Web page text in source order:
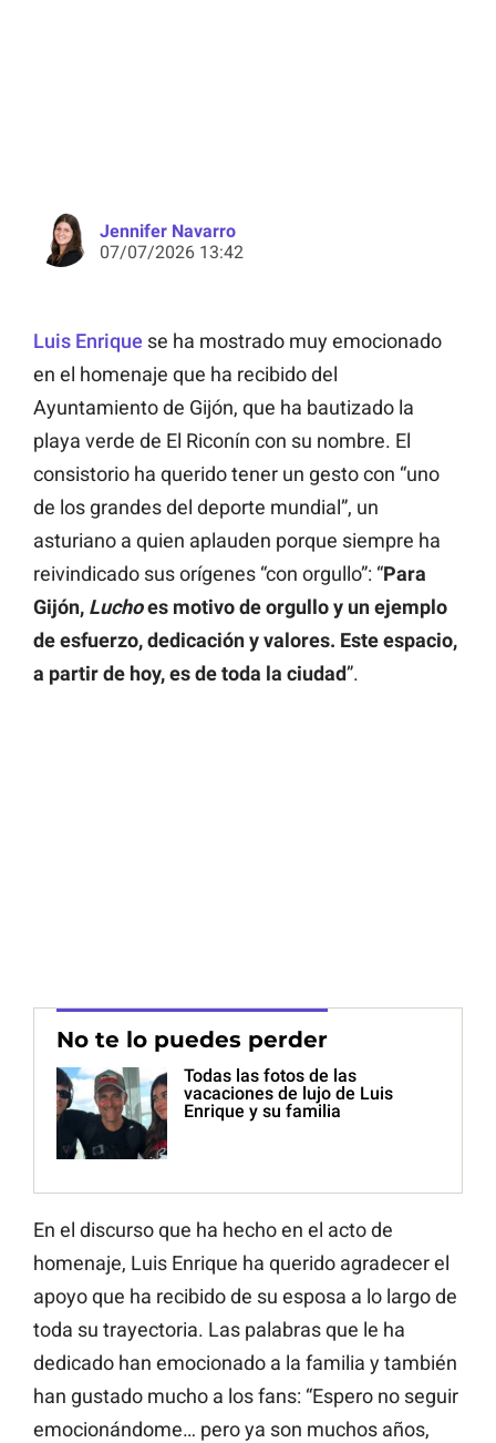
Jennifer Navarro
07/07/2026 13:42
Luis Enrique se ha mostrado muy emocionado
en el homenaje que ha recibido del
Ayuntamiento de Gijón, que ha bautizado la
playa verde de El Riconín con su nombre. El
consistorio ha querido tener un gesto con “uno
de los grandes del deporte mundial”, un
asturiano a quien aplauden porque siempre ha
reivindicado sus orígenes “con orgullo”: “Para
Gijón, Luchoes motivo de orgullo y un ejemplo
de esfuerzo, dedicación y valores. Este espacio,
a partir de hoy, es de toda la ciudad”.
No te lo puedes perder
Todas las fotos de las
vacaciones de lujo de Luis
Enrique y su familia
En el discurso que ha hecho en el acto de
homenaje, Luis Enrique ha querido agradecer el
apoyo que ha recibido de su esposa a lo largo de
toda su trayectoria. Las palabras que le ha
dedicado han emocionado a la familia y también
han gustado mucho a los fans: “Espero no seguir
emocionándome… pero ya son muchos años,